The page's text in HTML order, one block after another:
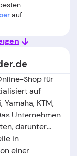
auf
Shop für
auf
Yamaha, KTM,
Unternehmen
darunter
in
einer